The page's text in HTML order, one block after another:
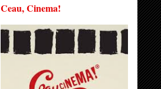
Ceau, Cinema!